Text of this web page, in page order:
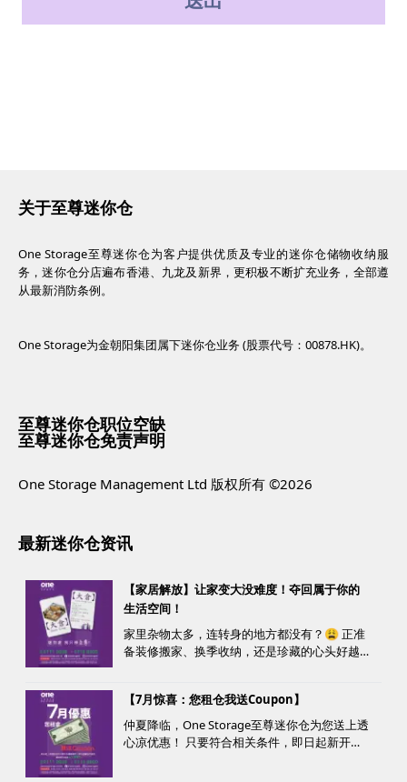
关于至尊迷你仓
One Storage至尊迷你仓为客户提供优质及专业的迷你仓储物收纳服
务，迷你仓分店遍布香港、九龙及新界，更积极不断扩充业务，全部遵
从最新消防条例。
One Storage为金朝阳集团属下迷你仓业务 (股票代号：00878.HK)。
至尊迷你仓职位空缺
至尊迷你仓免责声明
One Storage Management Ltd 版权所有 ©2026
最新迷你仓资讯
【家居解放】让家变大没难度！夺回属于你的
生活空间！
家里杂物太多，连转身的地方都没有？😩 正准
备装修搬家、换季收纳，还是珍藏的心头好越
【7月惊喜：您租仓我送Coupon】
仲夏降临，One Storage至尊迷你仓为您送上透
心凉优惠！ 只要符合相关条件，即日起新开仓